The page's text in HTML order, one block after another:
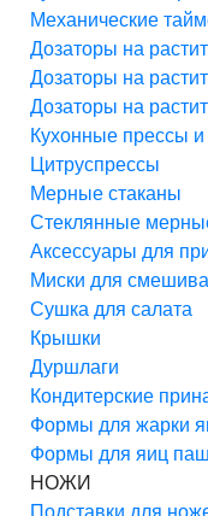
Механические
Дозаторы на
Дозаторы на
Дозаторы на
Кухонные прессы и
Цитруспрессы
Мерные стаканы
Стеклянные
Аксессуары для
Миски для
Сушка для салата
Крышки
Дуршлаги
Кондитерские
Формы для жарки
Формы для яиц
НОЖИ
Подставки для